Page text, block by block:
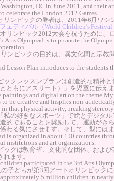
DC in June 2011, and their
celebrate the London 2012 Games.
リンピックの勝者は、2011年6月ワ
ェティバル（World Children’s Festival
リンピック2012大会を祝うために、
Arts Olympiad is to promote the
ンピックの目的は、異文化間と宗教
Lesson Plan introduces to the students
ックレッスンプランは創造的な精神
ともにアスリート）」を児童に伝え
paintings and digital art on the theme
to be creative and inspires non-
in that physical activity, breaking
私の好きなスポーツ」で絵とデジタ
的であることを奨励して、運動がき
わる気にさせます。そして、型には
is organized in about 100 countries
institutions and art organizations.
ックは教育省、文化的な団体、およ
れます。
participated in the 3rd Arts
子どもが第3回アートオリンピック
approximately 5 million children in